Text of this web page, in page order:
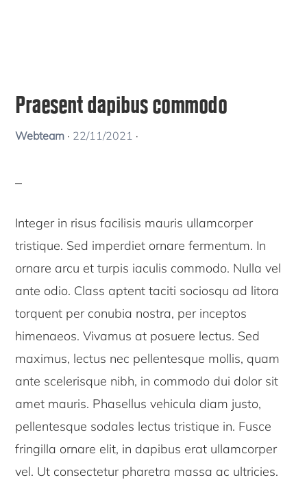
Praesent dapibus commodo
Webteam · 22/11/2021 ·
Integer in risus facilisis mauris ullamcorper
tristique. Sed imperdiet ornare fermentum. In
ornare arcu et turpis iaculis commodo. Nulla vel
ante odio. Class aptent taciti sociosqu ad litora
torquent per conubia nostra, per inceptos
himenaeos. Vivamus at posuere lectus. Sed
maximus, lectus nec pellentesque mollis, quam
ante scelerisque nibh, in commodo dui dolor sit
amet mauris. Phasellus vehicula diam justo,
pellentesque sodales lectus tristique in. Fusce
fringilla ornare elit, in dapibus erat ullamcorper
vel. Ut consectetur pharetra massa ac ultricies.